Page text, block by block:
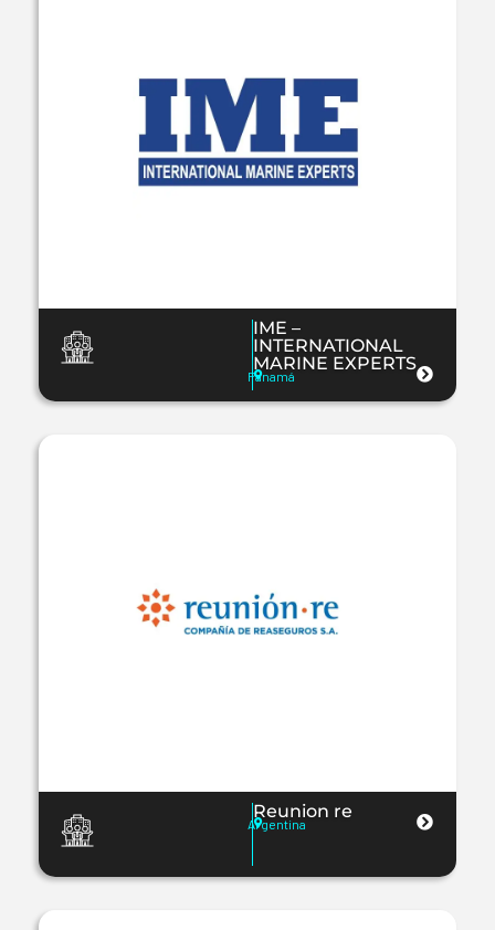
IME –
INTERNATIONAL
MARINE EXPERTS
Panamá
Reunion re
Argentina